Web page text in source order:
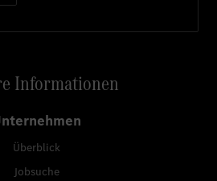
Informationen
Überblick
Jobsuche